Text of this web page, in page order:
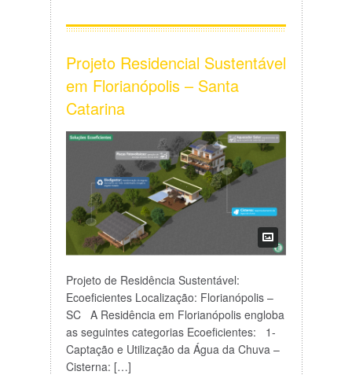
Projeto Residencial Sustentável
em Florianópolis – Santa
Catarina
Projeto de Residência Sustentável:
Ecoeficientes Localização: Florianópolis –
SC A Residência em Florianópolis engloba
as seguintes categorias Ecoeficientes: 1-
Captação e Utilização da Água da Chuva –
Cisterna: […]